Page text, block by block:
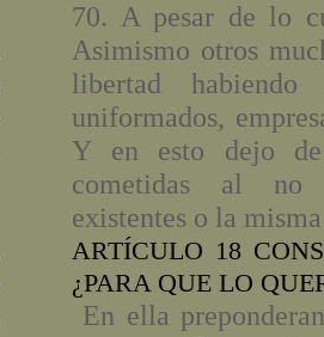
70. A pesar de lo
Asimismo otros
libertad
uniformados,
Y en esto dejo
cometidas al no
existentes o la
ARTÍCULO 18
¿PARA QUE LO
En ella